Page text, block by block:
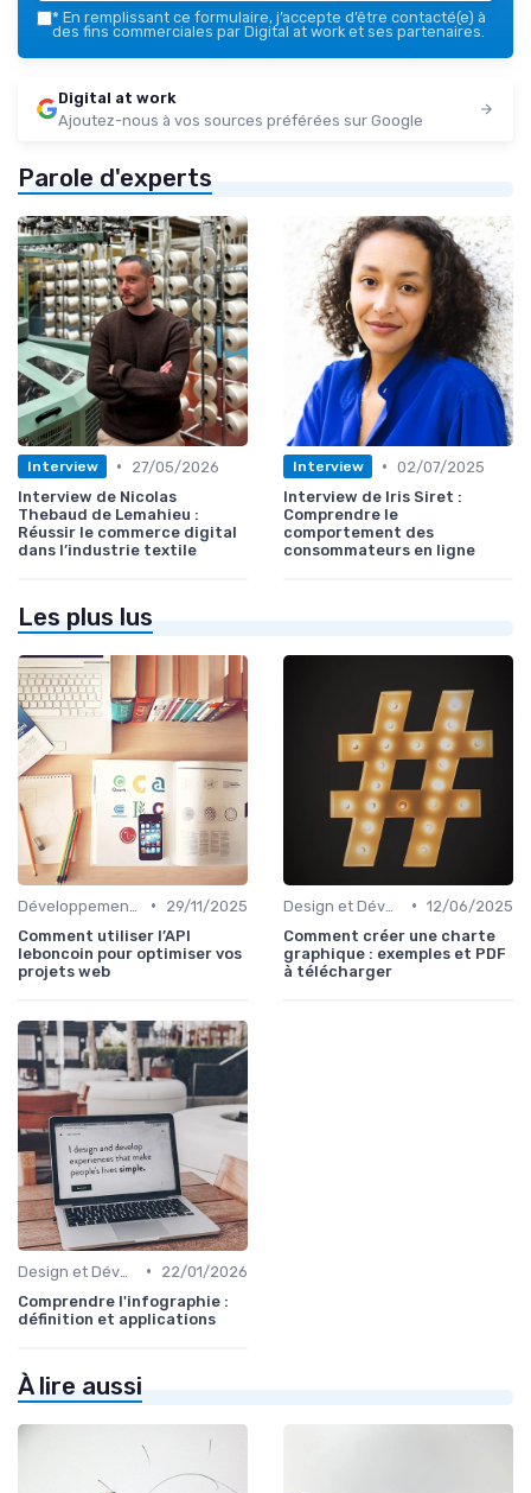
* En remplissant ce formulaire, j’accepte d’être contacté(e) à
des fins commerciales par Digital at work et ses partenaires.
Digital at work
Ajoutez-nous à vos sources préférées sur Google
Parole d'experts
Interview •
27/05/2026
Interview de Nicolas
Thebaud de Lemahieu :
Réussir le commerce digital
dans l’industrie textile
Interview • 02/07/2025
Interview de Iris Siret :
Comprendre le
comportement des
consommateurs en ligne
Les plus lus
•
29/11/2025
Comment utiliser l’API
leboncoin pour optimiser vos
projets web
• 12/06/2025
Comment créer une charte
graphique : exemples et PDF
à télécharger
•
22/01/2026
Comprendre l'infographie :
définition et applications
À lire aussi